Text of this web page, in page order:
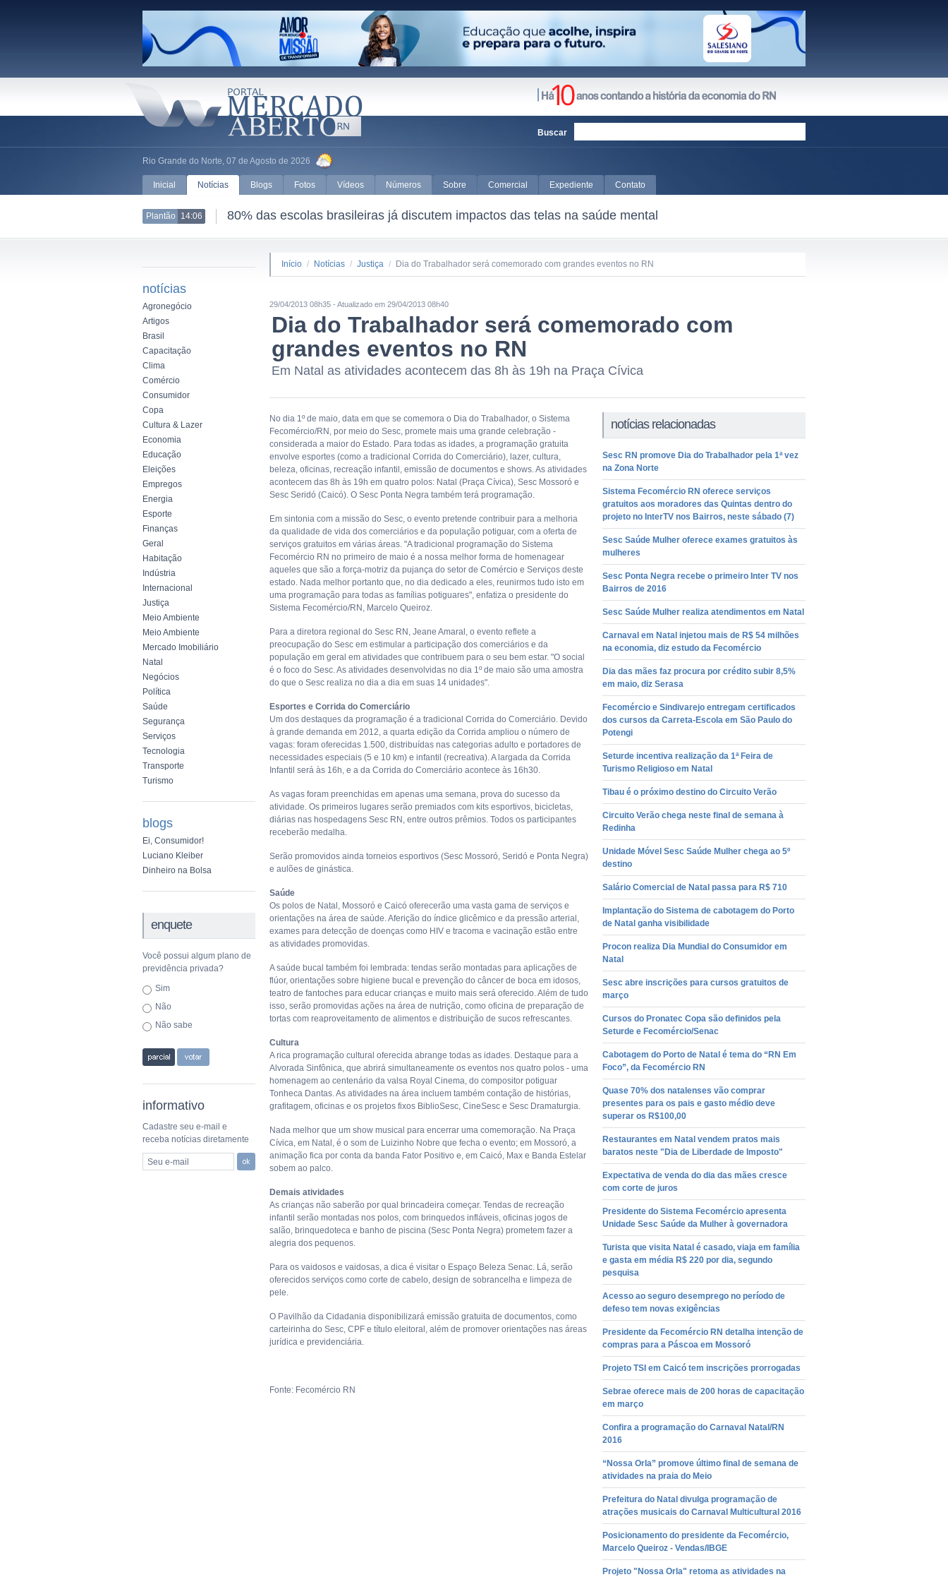
Rio Grande do Norte, 07 de Agosto de 2026
Buscar
Inicial Notícias Blogs Fotos Vídeos Números Sobre Comercial Expediente Contato
Plantão 14:06 80% das escolas brasileiras já discutem impactos das telas na saúde mental
notícias
Agronegócio
Artigos
Brasil
Capacitação
Clima
Comércio
Consumidor
Copa
Cultura & Lazer
Economia
Educação
Eleições
Empregos
Energia
Esporte
Finanças
Geral
Habitação
Indústria
Internacional
Justiça
Meio Ambiente
Meio Ambiente
Mercado Imobiliário
Natal
Negócios
Política
Saúde
Segurança
Serviços
Tecnologia
Transporte
Turismo
blogs
Ei, Consumidor!
Luciano Kleiber
Dinheiro na Bolsa
enquete
Você possui algum plano de
previdência privada?
Sim
Não
Não sabe
informativo
Cadastre seu e-mail e
receba notícias diretamente
Seu e-mail
Início / Notícias / Justiça / Dia do Trabalhador será comemorado com grandes eventos no RN
29/04/2013 08h35 - Atualizado em 29/04/2013 08h40
Dia do Trabalhador será comemorado com
grandes eventos no RN
Em Natal as atividades acontecem das 8h às 19h na Praça Cívica
notícias relacionadas
Sesc RN promove Dia do Trabalhador pela 1ª vez
na Zona Norte
Sistema Fecomércio RN oferece serviços
gratuitos aos moradores das Quintas dentro do
projeto no InterTV nos Bairros, neste sábado (7)
Sesc Saúde Mulher oferece exames gratuitos às
mulheres
Sesc Ponta Negra recebe o primeiro Inter TV nos
Bairros de 2016
Sesc Saúde Mulher realiza atendimentos em Natal
Carnaval em Natal injetou mais de R$ 54 milhões
na economia, diz estudo da Fecomércio
Dia das mães faz procura por crédito subir 8,5%
em maio, diz Serasa
Fecomércio e Sindivarejo entregam certificados
dos cursos da Carreta-Escola em São Paulo do
Potengi
Seturde incentiva realização da 1ª Feira de
Turismo Religioso em Natal
Tibau é o próximo destino do Circuito Verão
Circuito Verão chega neste final de semana à
Redinha
Unidade Móvel Sesc Saúde Mulher chega ao 5º
destino
Salário Comercial de Natal passa para R$ 710
Implantação do Sistema de cabotagem do Porto
de Natal ganha visibilidade
Procon realiza Dia Mundial do Consumidor em
Natal
Sesc abre inscrições para cursos gratuitos de
março
Cursos do Pronatec Copa são definidos pela
Seturde e Fecomércio/Senac
Cabotagem do Porto de Natal é tema do “RN Em
Foco”, da Fecomércio RN
Quase 70% dos natalenses vão comprar
presentes para os pais e gasto médio deve
superar os R$100,00
Restaurantes em Natal vendem pratos mais
baratos neste "Dia de Liberdade de Imposto"
Expectativa de venda do dia das mães cresce
com corte de juros
Presidente do Sistema Fecomércio apresenta
Unidade Sesc Saúde da Mulher à governadora
Turista que visita Natal é casado, viaja em família
e gasta em média R$ 220 por dia, segundo
pesquisa
Acesso ao seguro desemprego no período de
defeso tem novas exigências
Presidente da Fecomércio RN detalha intenção de
compras para a Páscoa em Mossoró
Projeto TSI em Caicó tem inscrições prorrogadas
Sebrae oferece mais de 200 horas de capacitação
em março
Confira a programação do Carnaval Natal/RN
2016
“Nossa Orla” promove último final de semana de
atividades na praia do Meio
Prefeitura do Natal divulga programação de
atrações musicais do Carnaval Multicultural 2016
Posicionamento do presidente da Fecomércio,
Marcelo Queiroz - Vendas/IBGE
Projeto "Nossa Orla" retoma as atividades na
No dia 1º de maio, data em que se comemora o Dia do Trabalhador, o Sistema
Fecomércio/RN, por meio do Sesc, promete mais uma grande celebração -
considerada a maior do Estado. Para todas as idades, a programação gratuita
envolve esportes (como a tradicional Corrida do Comerciário), lazer, cultura,
beleza, oficinas, recreação infantil, emissão de documentos e shows. As atividades
acontecem das 8h às 19h em quatro polos: Natal (Praça Cívica), Sesc Mossoró e
Sesc Seridó (Caicó). O Sesc Ponta Negra também terá programação.
Em sintonia com a missão do Sesc, o evento pretende contribuir para a melhoria
da qualidade de vida dos comerciários e da população potiguar, com a oferta de
serviços gratuitos em várias áreas. "A tradicional programação do Sistema
Fecomércio RN no primeiro de maio é a nossa melhor forma de homenagear
aqueles que são a força-motriz da pujança do setor de Comércio e Serviços deste
estado. Nada melhor portanto que, no dia dedicado a eles, reunirmos tudo isto em
uma programação para todas as famílias potiguares", enfatiza o presidente do
Sistema Fecomércio/RN, Marcelo Queiroz.
Para a diretora regional do Sesc RN, Jeane Amaral, o evento reflete a
preocupação do Sesc em estimular a participação dos comerciários e da
população em geral em atividades que contribuem para o seu bem estar. "O social
é o foco do Sesc. As atividades desenvolvidas no dia 1º de maio são uma amostra
do que o Sesc realiza no dia a dia em suas 14 unidades".
Esportes e Corrida do Comerciário
Um dos destaques da programação é a tradicional Corrida do Comerciário. Devido
à grande demanda em 2012, a quarta edição da Corrida ampliou o número de
vagas: foram oferecidas 1.500, distribuídas nas categorias adulto e portadores de
necessidades especiais (5 e 10 km) e infantil (recreativa). A largada da Corrida
Infantil será às 16h, e a da Corrida do Comerciário acontece às 16h30.
As vagas foram preenchidas em apenas uma semana, prova do sucesso da
atividade. Os primeiros lugares serão premiados com kits esportivos, bicicletas,
diárias nas hospedagens Sesc RN, entre outros prêmios. Todos os participantes
receberão medalha.
Serão promovidos ainda torneios esportivos (Sesc Mossoró, Seridó e Ponta Negra)
e aulões de ginástica.
Saúde
Os polos de Natal, Mossoró e Caicó oferecerão uma vasta gama de serviços e
orientações na área de saúde. Aferição do índice glicêmico e da pressão arterial,
exames para detecção de doenças como HIV e tracoma e vacinação estão entre
as atividades promovidas.
A saúde bucal também foi lembrada: tendas serão montadas para aplicações de
flúor, orientações sobre higiene bucal e prevenção do câncer de boca em idosos,
teatro de fantoches para educar crianças e muito mais será oferecido. Além de tudo
isso, serão promovidas ações na área de nutrição, como oficina de preparação de
tortas com reaproveitamento de alimentos e distribuição de sucos refrescantes.
Cultura
A rica programação cultural oferecida abrange todas as idades. Destaque para a
Alvorada Sinfônica, que abrirá simultaneamente os eventos nos quatro polos - uma
homenagem ao centenário da valsa Royal Cinema, do compositor potiguar
Tonheca Dantas. As atividades na área incluem também contação de histórias,
grafitagem, oficinas e os projetos fixos BiblioSesc, CineSesc e Sesc Dramaturgia.
Nada melhor que um show musical para encerrar uma comemoração. Na Praça
Cívica, em Natal, é o som de Luizinho Nobre que fecha o evento; em Mossoró, a
animação fica por conta da banda Fator Positivo e, em Caicó, Max e Banda Estelar
sobem ao palco.
Demais atividades
As crianças não saberão por qual brincadeira começar. Tendas de recreação
infantil serão montadas nos polos, com brinquedos infláveis, oficinas jogos de
salão, brinquedoteca e banho de piscina (Sesc Ponta Negra) prometem fazer a
alegria dos pequenos.
Para os vaidosos e vaidosas, a dica é visitar o Espaço Beleza Senac. Lá, serão
oferecidos serviços como corte de cabelo, design de sobrancelha e limpeza de
pele.
O Pavilhão da Cidadania disponibilizará emissão gratuita de documentos, como
carteirinha do Sesc, CPF e título eleitoral, além de promover orientações nas áreas
jurídica e previdenciária.
Fonte: Fecomércio RN